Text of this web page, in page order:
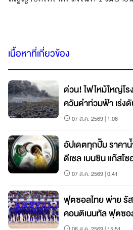
เนื้อหาที่เกี่ยวข้อง
ด่วน! ไฟไหม้ใหญ่โร
ควันดำท่วมฟ้า เร่ง
07 ส.ค. 2569 | 1:06
อัปเดตทุกปั๊ม ราคา
ดีเซล เบนซิน แก๊สโ
07 ส.ค. 2569 | 0:41
ฟุตซอลไทย พ่าย รั
คอนติเนนทัล ฟุตซอ